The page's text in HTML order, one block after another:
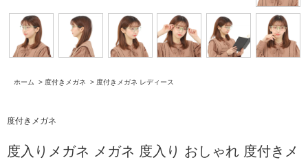
ホーム > 度付きメガネ > 度付きメガネ レディース
度付きメガネ
度入りメガネ メガネ 度入り おしゃれ 度付きメ